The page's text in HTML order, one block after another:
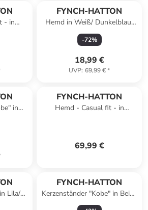
FYNCH-HATTON
Hemd in Weiß/ Dunkelblau/
Gelb
-72%
18,99 €
UVP: 69,99 €*
in
cm
FYNCH-HATTON
Hemd - Casual fit - in
69,99 €
Lila/
FYNCH-HATTON
Kerzenständer "Kobe" in Beige
- (H)36 x Ø 11,5 cm